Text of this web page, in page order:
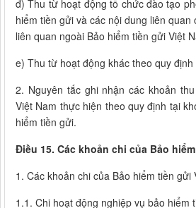
đ) Thu từ hoạt động tổ chức đào tạo
hiểm tiền gửi và các nội dung liên quan
liên quan ngoài Bảo hiểm tiền gửi Việt
e) Thu từ hoạt động khác theo quy
2. Nguyên tắc ghi nhận các khoản
Việt Nam thực hiện theo quy định tại
hiểm tiền gửi.
Điều 15. Các khoản chi của Bảo
1. Các khoản chi của Bảo hiểm tiền gửi
1.1. Chi hoạt động nghiệp vụ bảo hiểm